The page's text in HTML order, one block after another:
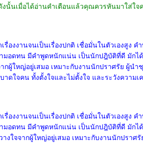
นั้นเมื่อได้อ่านคำเตือนแล้วคุณควรหันมาใส่ใ
งงานจนเป็นเรื่องปกติ เชื่อมั่นในตัวเองสูง
มอดทน มีคำพูดหนักแน่น เป็นนักปฎิบัติที่ดี มักไ
ากผู้ใหญ่อยู่เสมอ เหมาะกับงานนักปราศรัย ผู้
าดใจคน ทั้งตั้งใจและไม่ตั้งใจ และระวังความ
งงานจนเป็นเรื่องปกติ เชื่อมั่นในตัวเองสูง
มอดทน มีคำพูดหนักแน่น เป็นนักปฎิบัติที่ดี มักไ
างใจจากผู้ใหญ่อยู่เสมอ เหมาะกับงานนักปร